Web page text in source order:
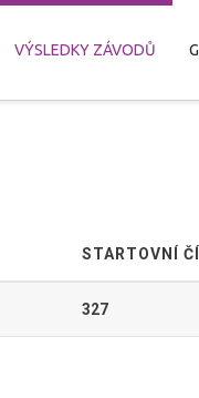
VÝSLEDKY ZÁVODŮ
STARTOVNÍ
327